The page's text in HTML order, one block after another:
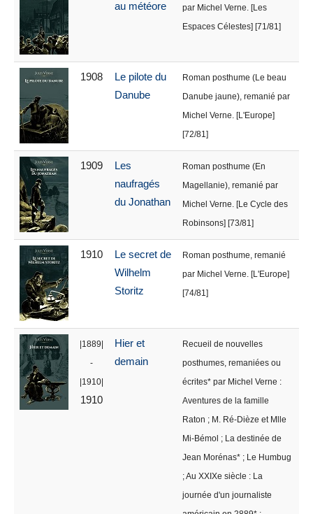
au météore
par Michel Verne. [Les
Espaces Célestes] [71/81]
1908
Le pilote du
Danube
Roman posthume (Le beau
Danube jaune), remanié par
Michel Verne. [L'Europe]
[72/81]
1909
Les
naufragés
du Jonathan
Roman posthume (En
Magellanie), remanié par
Michel Verne. [Le Cycle des
Robinsons] [73/81]
1910
Le secret de
Wilhelm
Storitz
Roman posthume, remanié
par Michel Verne. [L'Europe]
[74/81]
|1889|
-
|1910|
1910
Hier et
demain
Recueil de nouvelles
posthumes, remaniées ou
écrites* par Michel Verne :
Aventures de la famille
Raton ; M. Ré-Dièze et Mlle
Mi-Bémol ; La destinée de
Jean Morénas* ; Le Humbug
; Au XXIXe siècle : La
journée d'un journaliste